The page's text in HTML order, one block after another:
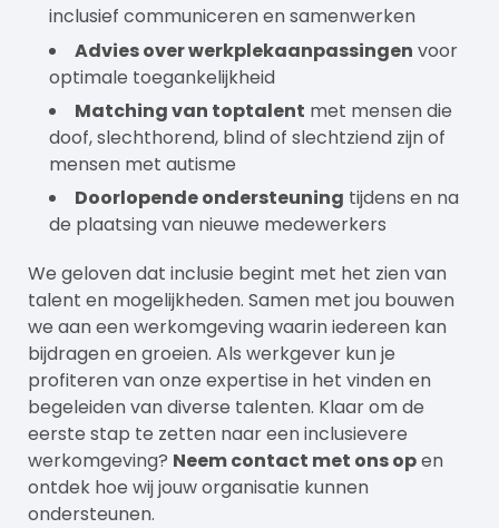
inclusief communiceren en samenwerken
Advies over werkplekaanpassingen voor
optimale toegankelijkheid
Matching van toptalent met mensen die
doof, slechthorend, blind of slechtziend zijn of
mensen met autisme
Doorlopende ondersteuning tijdens en na
de plaatsing van nieuwe medewerkers
We geloven dat inclusie begint met het zien van
talent en mogelijkheden. Samen met jou bouwen
we aan een werkomgeving waarin iedereen kan
bijdragen en groeien. Als werkgever kun je
profiteren van onze expertise in het vinden en
begeleiden van diverse talenten. Klaar om de
eerste stap te zetten naar een inclusievere
werkomgeving? Neem contact met ons open
ontdek hoe wij jouw organisatie kunnen
ondersteunen.